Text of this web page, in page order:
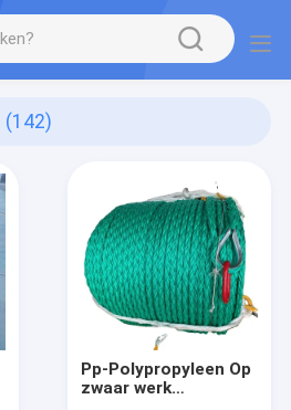
(142)
Pp-Polypropyleen Op
zwaar werk